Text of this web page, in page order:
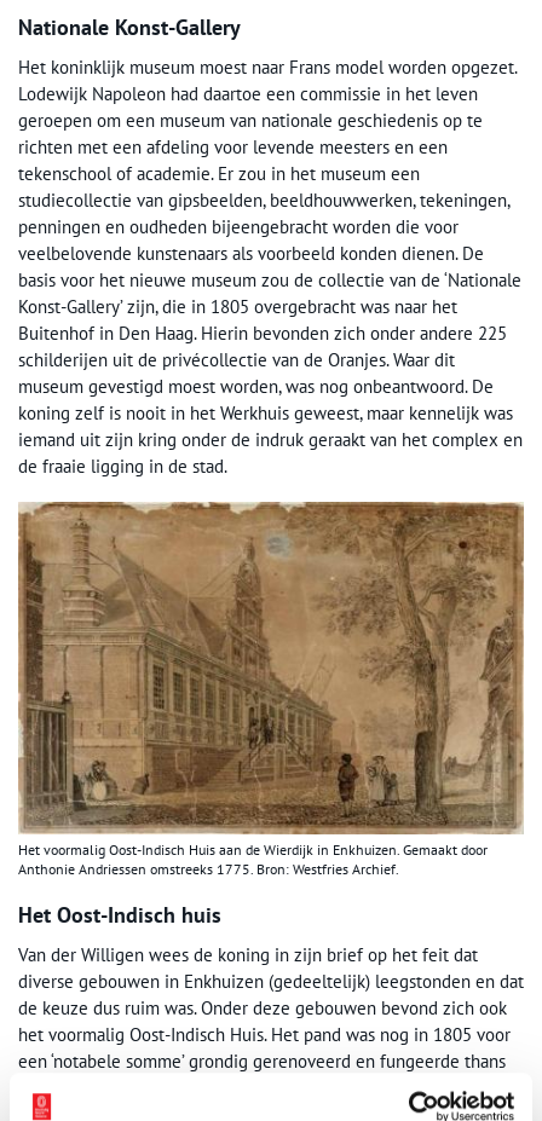
Nationale Konst-Gallery
Het koninklijk museum moest naar Frans model worden opgezet.
Lodewijk Napoleon had daartoe een commissie in het leven
geroepen om een museum van nationale geschiedenis op te
richten met een afdeling voor levende meesters en een
tekenschool of academie. Er zou in het museum een
studiecollectie van gipsbeelden, beeldhouwwerken, tekeningen,
penningen en oudheden bijeengebracht worden die voor
veelbelovende kunstenaars als voorbeeld konden dienen. De
basis voor het nieuwe museum zou de collectie van de ‘Nationale
Konst-Gallery’ zijn, die in 1805 overgebracht was naar het
Buitenhof in Den Haag. Hierin bevonden zich onder andere 225
schilderijen uit de privécollectie van de Oranjes. Waar dit
museum gevestigd moest worden, was nog onbeantwoord. De
koning zelf is nooit in het Werkhuis geweest, maar kennelijk was
iemand uit zijn kring onder de indruk geraakt van het complex en
de fraaie ligging in de stad.
Het voormalig Oost-Indisch Huis aan de Wierdijk in Enkhuizen. Gemaakt door
Anthonie Andriessen omstreeks 1775. Bron: Westfries Archief.
Het Oost-Indisch huis
Van der Willigen wees de koning in zijn brief op het feit dat
diverse gebouwen in Enkhuizen (gedeeltelijk) leegstonden en dat
de keuze dus ruim was. Onder deze gebouwen bevond zich ook
het voormalig Oost-Indisch Huis. Het pand was nog in 1805 voor
een ‘notabele somme’ grondig gerenoveerd en fungeerde thans
als een instituut waar jonge vondelingen werden opgeleid voor
de zeedienst. Van dit gebouw, of een van de andere gebouwen in